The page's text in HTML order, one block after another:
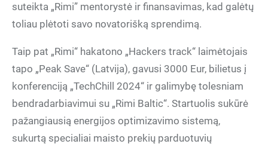
suteikta „Rimi” mentorystė ir finansavimas, kad galėtų
toliau plėtoti savo novatorišką sprendimą.
Taip pat „Rimi“ hakatono „Hackers track“ laimėtojais
tapo „Peak Save“ (Latvija), gavusi 3000 Eur, bilietus į
konferenciją „TechChill 2024“ ir galimybę tolesniam
bendradarbiavimui su „Rimi Baltic“. Startuolis sukūrė
pažangiausią energijos optimizavimo sistemą,
sukurtą specialiai maisto prekių parduotuvių